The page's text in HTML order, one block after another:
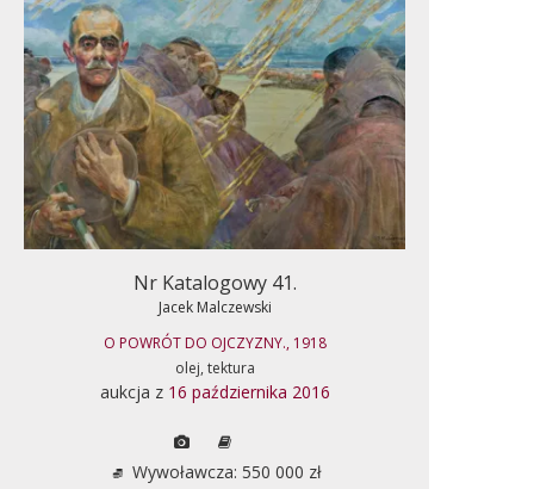
Nr Katalogowy 41.
Jacek Malczewski
O POWRÓT DO OJCZYZNY., 1918
olej, tektura
aukcja z 16 października 2016
Wywoławcza: 550 000 zł